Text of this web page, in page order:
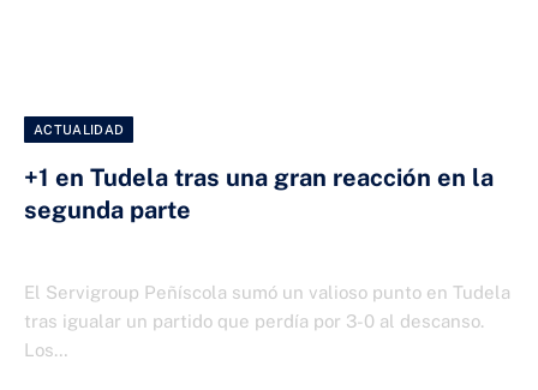
ACTUALIDAD
+1 en Tudela tras una gran reacción en la
segunda parte
El Servigroup Peñíscola sumó un valioso punto en Tudela
tras igualar un partido que perdía por 3-0 al descanso.
Los…